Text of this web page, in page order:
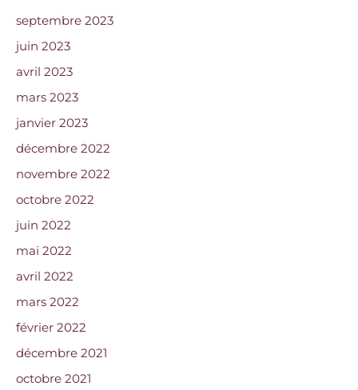
septembre 2023
juin 2023
avril 2023
mars 2023
janvier 2023
décembre 2022
novembre 2022
octobre 2022
juin 2022
mai 2022
avril 2022
mars 2022
février 2022
décembre 2021
octobre 2021